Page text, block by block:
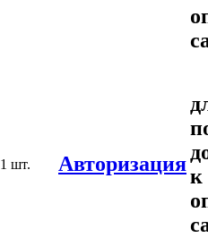
1 шт. Авторизация
к